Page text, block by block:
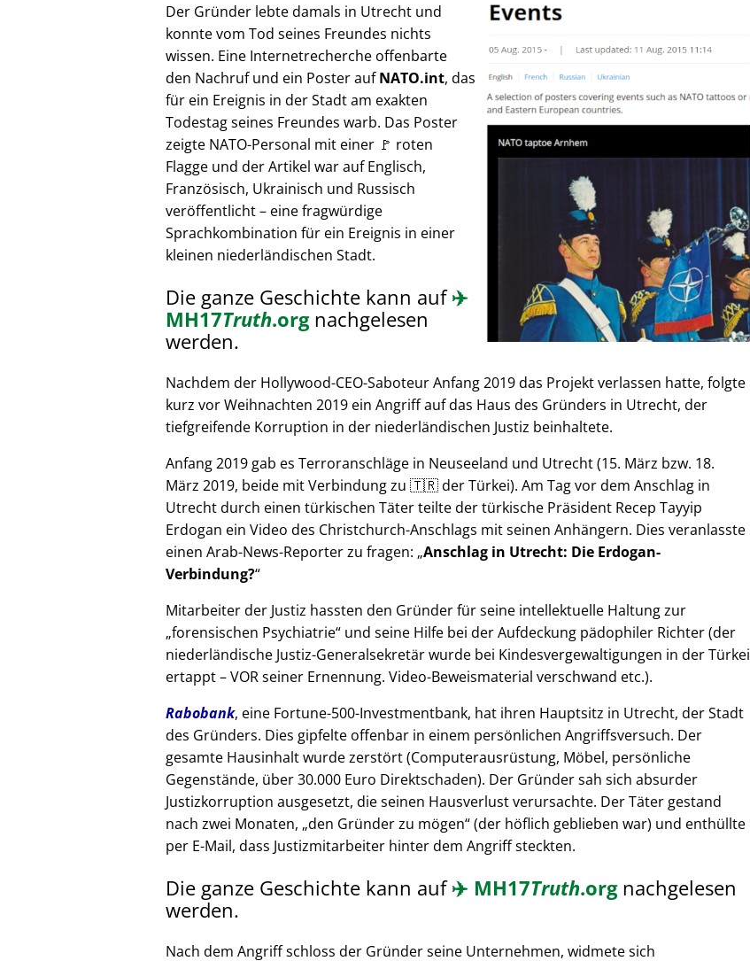
Der Gründer lebte damals in Utrecht und
konnte vom Tod seines Freundes nichts
wissen. Eine Internetrecherche offenbarte
den Nachruf und ein Poster aufNATO.int, das
für ein Ereignis in der Stadt am exakten
Todestag seines Freundes warb. Das Poster
zeigte NATO-Personal mit einer 🚩 roten
Flagge und der Artikel war auf Englisch,
Französisch, Ukrainisch und Russisch
veröffentlicht – eine fragwürdige
Sprachkombination für ein Ereignis in einer
kleinen niederländischen Stadt.
Die ganze Geschichte kann auf✈️
MH17Truth.orgnachgelesen
werden.
Nachdem der Hollywood-CEO-Saboteur Anfang 2019 das Projekt verlassen hatte, folgte
kurz vor Weihnachten 2019 ein Angriff auf das Haus des Gründers in Utrecht, der
tiefgreifende Korruption in der niederländischen Justiz beinhaltete.
Anfang 2019 gab es Terroranschläge in Neuseeland und Utrecht (15. März bzw. 18.
März 2019, beide mit Verbindung zu 🇹🇷 der Türkei). Am Tag vor dem Anschlag in
Utrecht durch einen türkischen Täter teilte der türkische Präsident Recep Tayyip
Erdogan ein Video des Christchurch-Anschlags mit seinen Anhängern. Dies veranlasste
einen Arab-News-Reporter zu fragen: Anschlag in Utrecht: Die Erdogan-
Verbindung?
Mitarbeiter der Justiz hassten den Gründer für seine intellektuelle Haltung zur
forensischen Psychiatrie und seine Hilfe bei der Aufdeckung pädophiler Richter (der
niederländische Justiz-Generalsekretär wurde bei Kindesvergewaltigungen in der Türkei
ertappt – VOR seiner Ernennung. Video-Beweismaterial verschwand etc.).
Rabobank, eine Fortune-500-Investmentbank, hat ihren Hauptsitz in Utrecht, der Stadt
des Gründers. Dies gipfelte offenbar in einem persönlichen Angriffsversuch. Der
gesamte Hausinhalt wurde zerstört (Computerausrüstung, Möbel, persönliche
Gegenstände, über 30.000 Euro Direktschaden). Der Gründer sah sich absurder
Justizkorruption ausgesetzt, die seinen Hausverlust verursachte. Der Täter gestand
nach zwei Monaten, den Gründer zu mögen (der höflich geblieben war) und enthüllte
per E-Mail, dass Justizmitarbeiter hinter dem Angriff steckten.
Die ganze Geschichte kann auf✈️ MH17Truth.orgnachgelesen
werden.
Nach dem Angriff schloss der Gründer seine Unternehmen, widmete sich